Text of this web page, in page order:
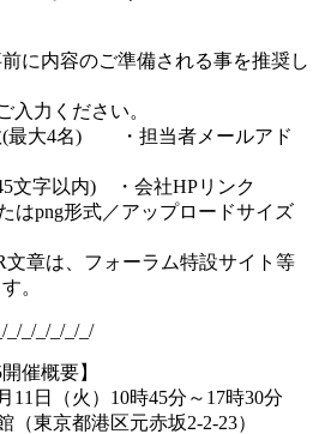
に内容のご準備される事を推奨し
力ください。
大4名) ・担当者メールアド
文字以内) ・会社HPリンク
はpng形式／アップロードサイズ
章は、フォーラム特設サイト等
。
_/_/_/_/_/_/
催概要】
日（火）10時45分～17時30分
京都港区元赤坂2-2-23）